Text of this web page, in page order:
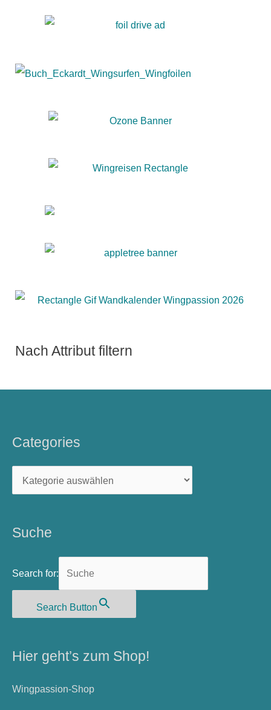
Nach Attribut filtern
Categories
Suche
Search for:
Search Button
Hier geht’s zum Shop!
Wingpassion-Shop